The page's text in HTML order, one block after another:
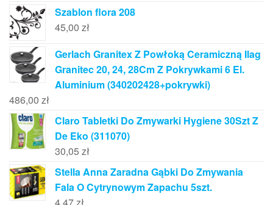
Szablon flora 208
45,00 zł
Gerlach Granitex Z Powłoką Ceramiczną Ilag
Granitec 20, 24, 28Cm Z Pokrywkami 6 El.
Aluminium (340202428+pokrywki)
486,00 zł
Claro Tabletki Do Zmywarki Hygiene 30Szt Z
De Eko (311070)
30,05 zł
Stella Anna Zaradna Gąbki Do Zmywania
Fala O Cytrynowym Zapachu 5szt.
4,47zł